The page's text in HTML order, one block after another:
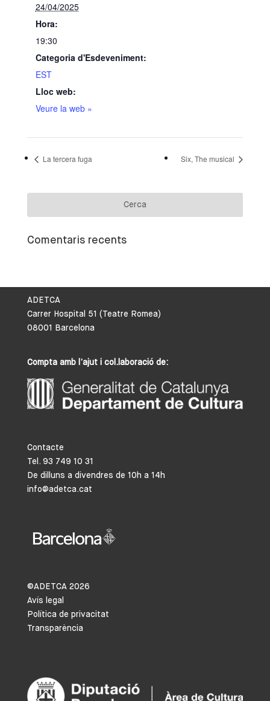
24/04/2025
Hora:
19:30
Categoria d'Esdeveniment:
EST
Lloc web:
Veure la web »
La tercera fuga Six, The musical
Comentaris recents
ADETCA
Carrer Hospital 51 (Teatre Romea)
08001 Barcelona
Compta amb l’ajut i col.laboració de:
Contacte
Tel. 93 749 10 31
De dilluns a divendres de 10h a 14h
info@adetca.cat
©ADETCA 2026
Avís legal
Política de privacitat
Transparència